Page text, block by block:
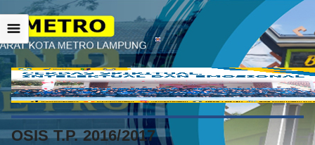
☰
OSIS T.P. 2016/2017